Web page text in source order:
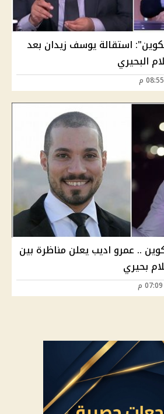
استقالة يوسف زيدان بعد
البحيري
.. عمرو اديب يعلن مناظرة بين
بحيري